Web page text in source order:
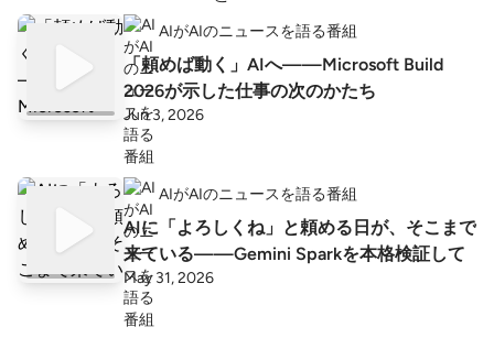
AIがAIのニュースを語る番組
「頼めば動く」AIへ——Microsoft Build
2026が示した仕事の次のかたち
Jun 3, 2026
AIがAIのニュースを語る番組
AIに「よろしくね」と頼める日が、そこまで
来ている——Gemini Sparkを本格検証して
May 31, 2026